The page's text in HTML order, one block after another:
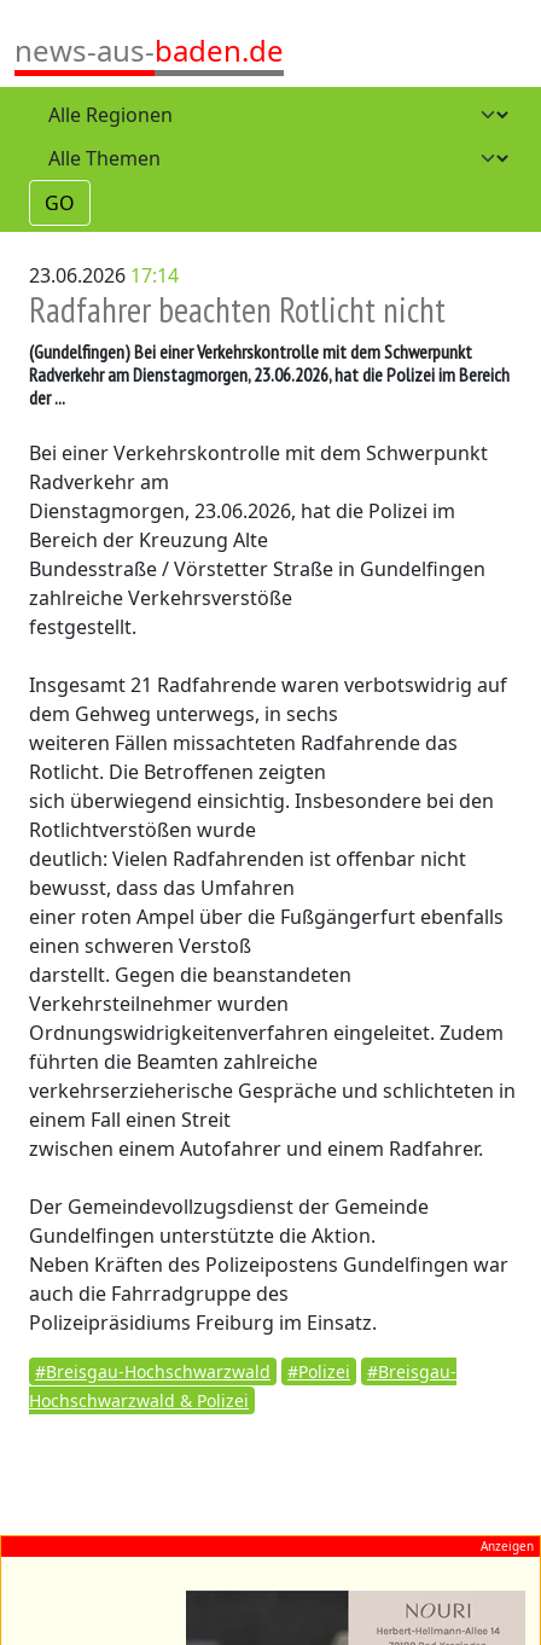
news-aus-baden.de
GO
23.06.2026 17:14
Radfahrer beachten Rotlicht nicht
(Gundelfingen)Bei einer Verkehrskontrolle mit dem Schwerpunkt
Radverkehr am Dienstagmorgen, 23.06.2026, hat die Polizei im Bereich
der ...
Bei einer Verkehrskontrolle mit dem Schwerpunkt
Radverkehr am
Dienstagmorgen, 23.06.2026, hat die Polizei im
Bereich der Kreuzung Alte
Bundesstraße / Vörstetter Straße in Gundelfingen
zahlreiche Verkehrsverstöße
festgestellt.
Insgesamt 21 Radfahrende waren verbotswidrig auf
dem Gehweg unterwegs, in sechs
weiteren Fällen missachteten Radfahrende das
Rotlicht. Die Betroffenen zeigten
sich überwiegend einsichtig. Insbesondere bei den
Rotlichtverstößen wurde
deutlich: Vielen Radfahrenden ist offenbar nicht
bewusst, dass das Umfahren
einer roten Ampel über die Fußgängerfurt ebenfalls
einen schweren Verstoß
darstellt. Gegen die beanstandeten
Verkehrsteilnehmer wurden
Ordnungswidrigkeitenverfahren eingeleitet. Zudem
führten die Beamten zahlreiche
verkehrserzieherische Gespräche und schlichteten in
einem Fall einen Streit
zwischen einem Autofahrer und einem Radfahrer.
Der Gemeindevollzugsdienst der Gemeinde
Gundelfingen unterstützte die Aktion.
Neben Kräften des Polizeipostens Gundelfingen war
auch die Fahrradgruppe des
Polizeipräsidiums Freiburg im Einsatz.
#Breisgau-Hochschwarzwald #Polizei
#Breisgau-
Hochschwarzwald & Polizei
Anzeigen